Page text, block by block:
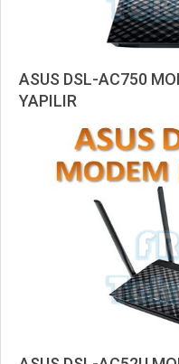
ASUS DSL-AC750
YAPILIR